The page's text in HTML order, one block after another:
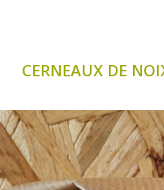
CERNEAUX DE